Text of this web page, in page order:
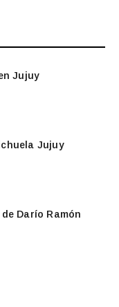
Jujuy
Jujuy
Darío Ramón